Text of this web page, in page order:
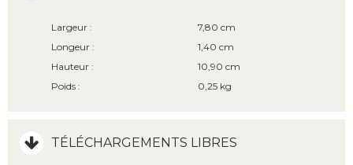
Largeur :
7,80 cm
Longeur :
1,40 cm
Hauteur :
10,90 cm
Poids :
0,25 kg
TÉLÉCHARGEMENTS LIBRES